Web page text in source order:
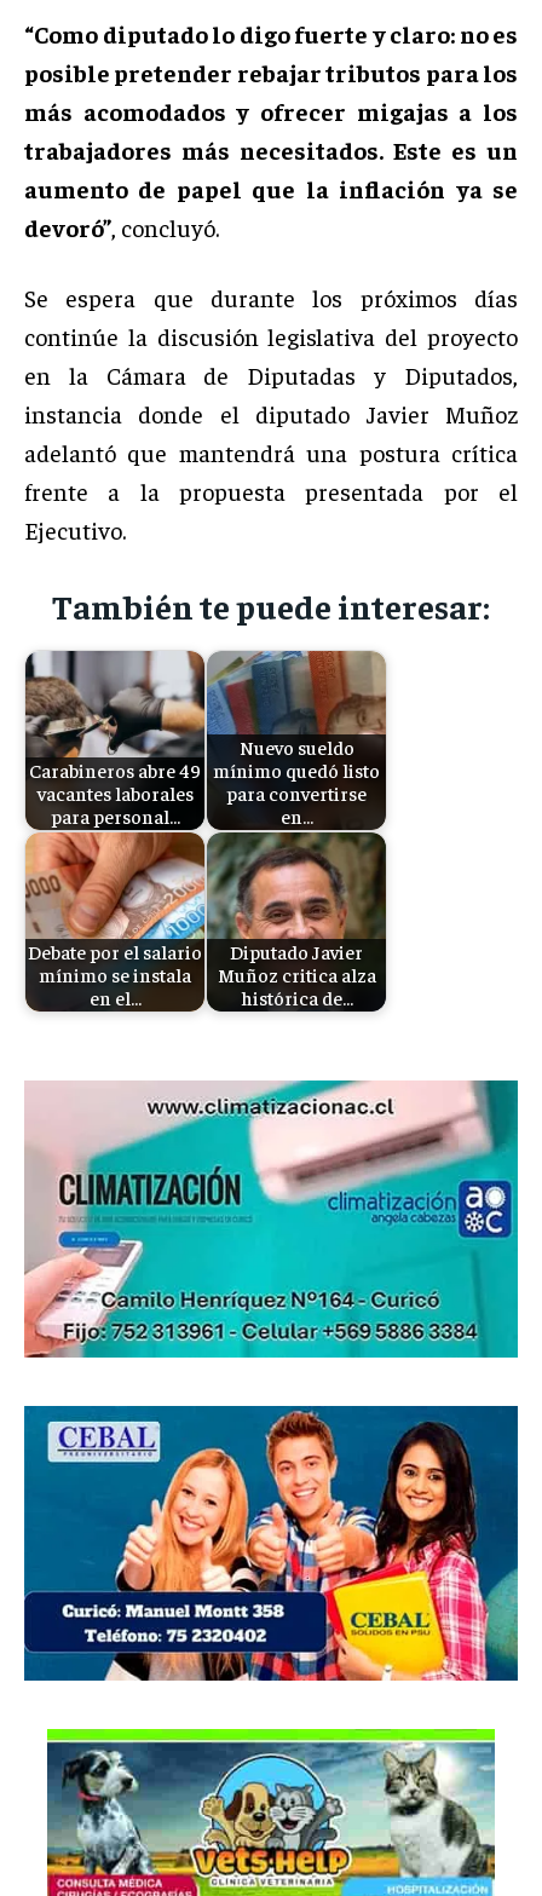
“Como diputado lo digo fuerte y claro: no es
posible pretender rebajar tributos para los
más acomodados y ofrecer migajas a los
trabajadores más necesitados. Este es un
aumento de papel que la inflación ya se
devoró”, concluyó.
Se espera que durante los próximos días
continúe la discusión legislativa del proyecto
en la Cámara de Diputadas y Diputados,
instancia donde el diputado Javier Muñoz
adelantó que mantendrá una postura crítica
frente a la propuesta presentada por el
Ejecutivo.
También te puede interesar:
Carabineros abre 49
vacantes laborales
para personal…
Nuevo sueldo
mínimo quedó listo
para convertirse
en…
Debate por el salario
mínimo se instala
en el…
Diputado Javier
Muñoz critica alza
histórica de…